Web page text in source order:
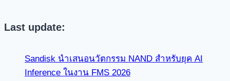
Last update:
Sandisk นำเสนอนวัตกรรม NAND สำหรับยุค AI
Inference ในงาน FMS 2026